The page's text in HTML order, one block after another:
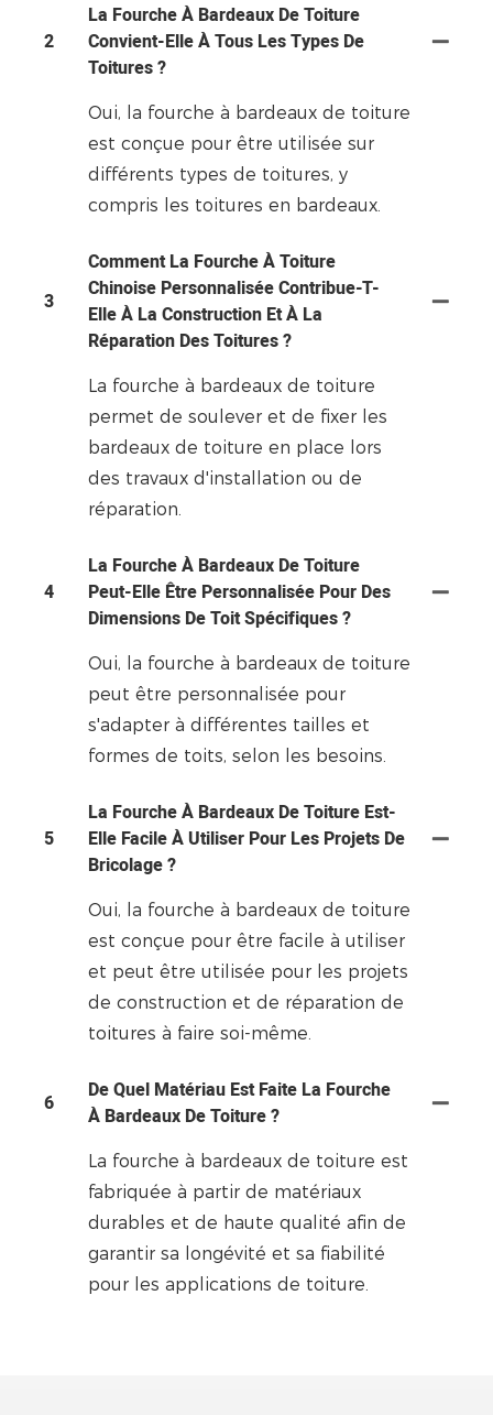
2
La Fourche À Bardeaux De Toiture
Convient-Elle À Tous Les Types De
Toitures ?
Oui, la fourche à bardeaux de toiture
est conçue pour être utilisée sur
différents types de toitures, y
compris les toitures en bardeaux.
3
Comment La Fourche À Toiture
Chinoise Personnalisée Contribue-T-
Elle À La Construction Et À La
Réparation Des Toitures ?
La fourche à bardeaux de toiture
permet de soulever et de fixer les
bardeaux de toiture en place lors
des travaux d'installation ou de
réparation.
4
La Fourche À Bardeaux De Toiture
Peut-Elle Être Personnalisée Pour Des
Dimensions De Toit Spécifiques ?
Oui, la fourche à bardeaux de toiture
peut être personnalisée pour
s'adapter à différentes tailles et
formes de toits, selon les besoins.
5
La Fourche À Bardeaux De Toiture Est-
Elle Facile À Utiliser Pour Les Projets De
Bricolage ?
Oui, la fourche à bardeaux de toiture
est conçue pour être facile à utiliser
et peut être utilisée pour les projets
de construction et de réparation de
toitures à faire soi-même.
6
De Quel Matériau Est Faite La Fourche
À Bardeaux De Toiture ?
La fourche à bardeaux de toiture est
fabriquée à partir de matériaux
durables et de haute qualité afin de
garantir sa longévité et sa fiabilité
pour les applications de toiture.